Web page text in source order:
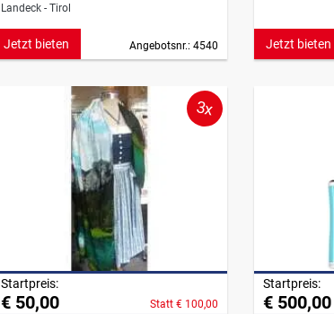
Landeck - Tirol
Angebotsnr.: 4540
Jetzt bieten Jetzt bieten
3x
Startpreis:
€ 50,00 Statt € 100,00
Startpreis:
€ 500,00